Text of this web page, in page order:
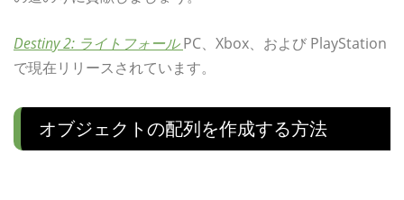
Destiny 2: ライトフォール PC、Xbox、および PlayStation
で現在リリースされています。
オブジェクトの配列を作成する方法